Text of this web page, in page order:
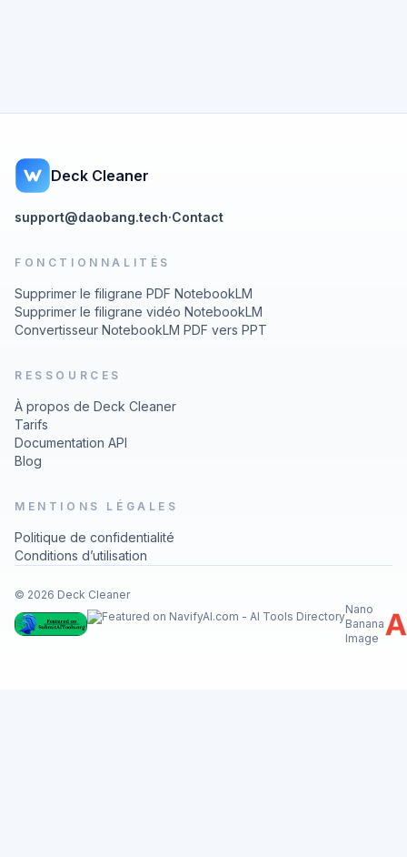
Deck Cleaner
support@daobang.tech·Contact
FONCTIONNALITÉS
Supprimer le filigrane PDF NotebookLM
Supprimer le filigrane vidéo NotebookLM
Convertisseur NotebookLM PDF vers PPT
RESSOURCES
À propos de Deck Cleaner
Tarifs
Documentation API
Blog
MENTIONS LÉGALES
Politique de confidentialité
Conditions d’utilisation
© 2026 Deck Cleaner
Nano
Banana
Image